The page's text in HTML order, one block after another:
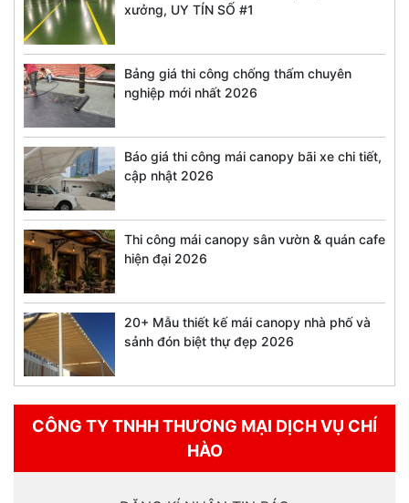
xưởng, UY TÍN SỐ #1
Bảng giá thi công chống thấm chuyên
nghiệp mới nhất 2026
Báo giá thi công mái canopy bãi xe chi tiết,
cập nhật 2026
Thi công mái canopy sân vườn & quán cafe
hiện đại 2026
20+ Mẫu thiết kế mái canopy nhà phố và
sảnh đón biệt thự đẹp 2026
CÔNG TY TNHH THƯƠNG MẠI DỊCH VỤ CHÍ
HÀO